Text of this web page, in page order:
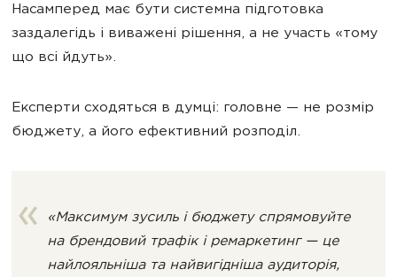
Насамперед має бути системна підготовка
заздалегідь і виважені рішення, а не участь «тому
що всі йдуть».
Експерти сходяться в думці: головне — не розмір
бюджету, а його ефективний розподіл.
«Максимум зусиль і бюджету спрямовуйте
на брендовий трафік і ремаркетинг — це
найлояльніша та найвигідніша аудиторія,